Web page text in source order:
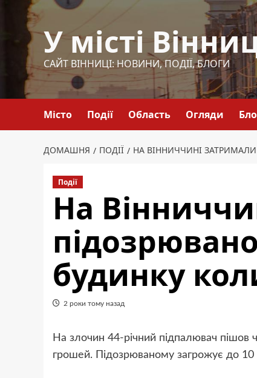
Перейти
У місті
САЙТ ВІННИЦІ: НОВИНИ, ПОДІЇ, БЛОГИ
Місто Події Область Огляди
ДОМАШНЯ ПОДІЇ НА ВІННИЧЧИНІ
Події
На
будинку
2 роки тому назад
На злочин 44-річний підпалювач пішов
грошей. Підозрюваному загрожує до 10